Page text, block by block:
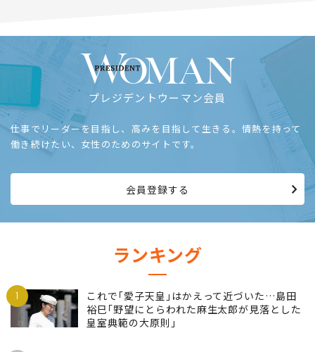
プレジデントウーマン会員
仕事でリーダーを目指し、高みを目指して生きる。情熱を持って
働き続けたい、女性のためのサイトです。
会員登録する
ランキング
1
これで｢愛子天皇｣はかえって近づいた…島田
裕巳｢野望にとらわれた麻生太郎が見落とした
皇室典範の大原則｣